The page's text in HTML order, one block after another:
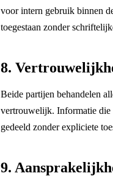
voor intern gebruik binnen
toegestaan zonder
8.
Beide partijen behandelen
vertrouwelijk. Informatie die
gedeeld zonder expliciete
9.